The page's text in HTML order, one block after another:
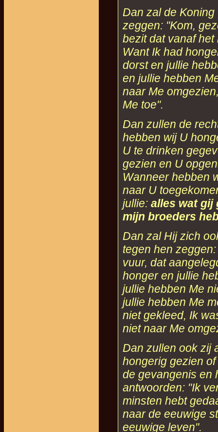
Dan zal de
zeggen: "Kom,
bezit dat vanaf
Want Ik had
dorst en jullie
en jullie hebben
naar Me
Me toe".
Dan zullen de
hebben wij U
U te drinken
gezien en U
Wanneer hebben
naar U
jullie: alles wat gij
mijn broeders
Dan zal Hij zich
tegen hen
vuur, dat
honger en jullie
jullie hebben Me
jullie hebben Me
niet gekleed, Ik
niet naar Me
Dan zullen ook zij
hongerig gezien
de gevangenis en
antwoorden: "Ik
minsten hebt
naar de eeuwige
eeuwige leven".